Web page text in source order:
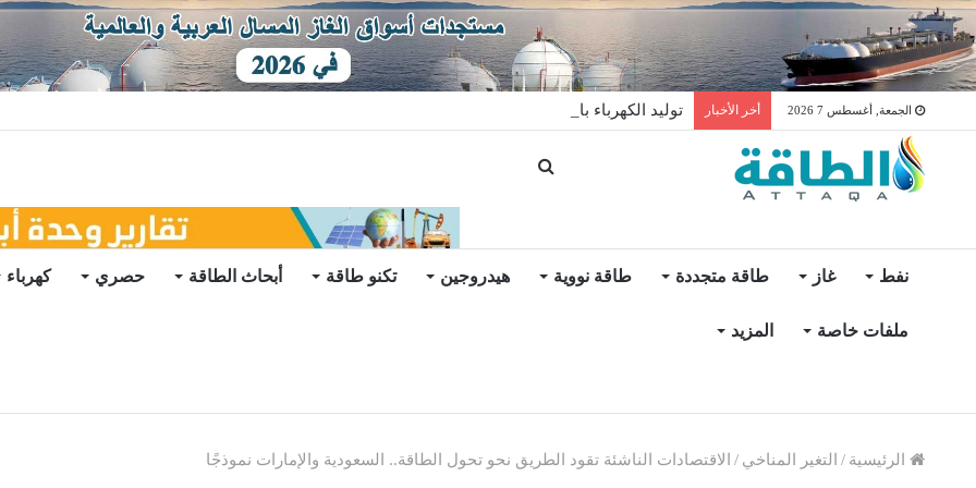
الجمعة, أغسطس 7 2026 أخر الأخبار توليد الكهرباء بالغاز في الإمارات يرتفع للعام الثاني
نفط غاز طاقة متجددة طاقة نووية هيدروجين تكنو طاقة أبحاث الطاقة حصري كهرباء
ملفات خاصة المزيد
الرئيسية / التغير المناخي / الاقتصادات الناشئة تقود الطريق نحو تحول الطاقة.. السعودية والإمارات نموذجًا